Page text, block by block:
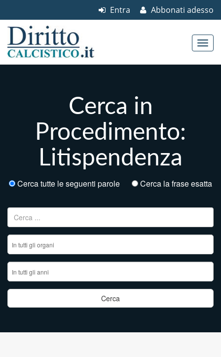
Abbonati adesso
Entra
Cerca in
Procedimento:
Litispendenza
Cerca tutte le seguenti parole Cerca la frase esatta
Ricerca per: